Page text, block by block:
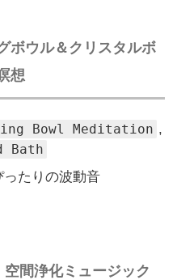
ボウル＆クリスタルボ
想
Bowl Meditation ,
Bath
たりの波動音
間浄化ミュージック